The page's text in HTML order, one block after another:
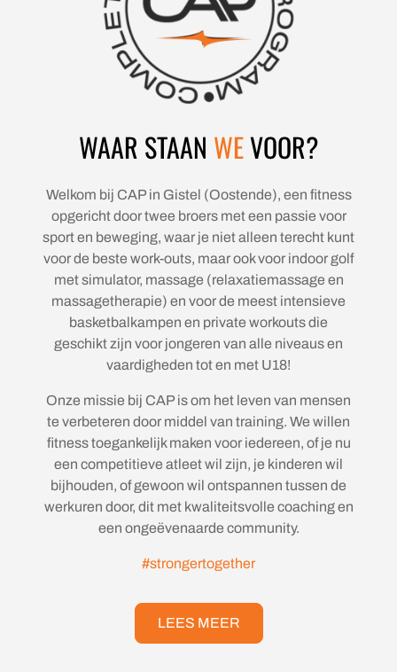
WAAR STAAN WEVOOR?
Welkom bij CAP in Gistel (Oostende), een fitness
opgericht door twee broers met een passie voor
sport en beweging, waar je niet alleen terecht kunt
voor de beste work-outs, maar ook voor indoor golf
met simulator, massage (relaxatiemassage en
massagetherapie) en voor de meest intensieve
basketbalkampen en private workouts die
geschikt zijn voor jongeren van alle niveaus en
vaardigheden tot en met U18!
​Onze missie bij CAP is om het leven van mensen
te verbeteren door middel van training. We willen
fitness toegankelijk maken voor iedereen, of je nu
een competitieve atleet wil zijn, je kinderen wil
bijhouden, of gewoon wil ontspannen tussen de
werkuren door, dit met kwaliteitsvolle coaching en
een ongeëvenaarde community.
#strongertogether
LEES MEER